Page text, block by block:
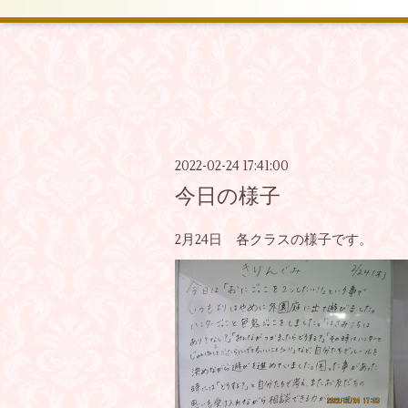
2022-02-24 17:41:00
今日の様子
2月24日 各クラスの様子です。